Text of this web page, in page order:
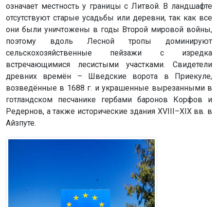
означает местность у границы с Литвой. В ландшафте
отсутствуют старые усадьбы или деревни, так как все
они были уничтожены в годы Второй мировой войны,
поэтому вдоль Лесной тропы доминируют
сельскохозяйственные пейзажи с изредка
встречающимися лесистыми участками. Свидетели
древних времён – Шведские ворота в Приекуле,
возведённые в 1688 г. и украшенные вырезанными в
готландском песчанике гербами баронов Корфов и
Редернов, а также исторические здания XVIII–XIX вв. в
Айзпуте.